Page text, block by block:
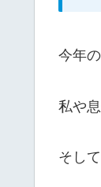
今年
私や
そし